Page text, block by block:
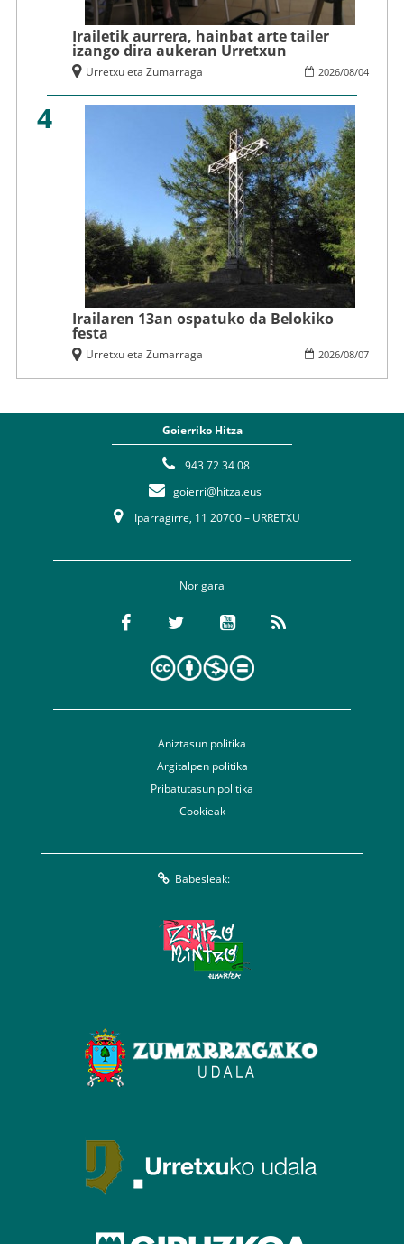
Irailetik aurrera, hainbat arte tailer
izango dira aukeran Urretxun
2026/08/04
Urretxu eta Zumarraga
4
Irailaren 13an ospatuko da Belokiko
festa
2026/08/07
Urretxu eta Zumarraga
Goierriko Hitza
943 72 34 08
goierri@hitza.eus
Iparragirre, 11 20700 – URRETXU
Nor gara
Aniztasun politika
Argitalpen politika
Pribatutasun politika
Cookieak
Babesleak: